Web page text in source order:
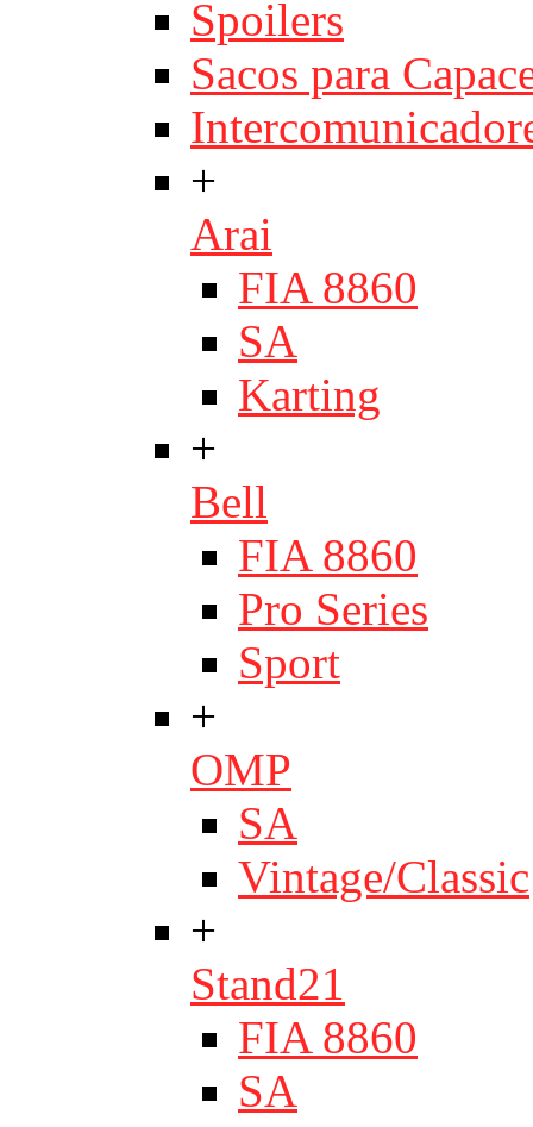
Spoilers
Sacos para
+
Arai
FIA 8860
SA
Karting
+
Bell
FIA 8860
Pro Series
Sport
+
OMP
SA
Vintage/Classic
+
Stand21
FIA 8860
SA